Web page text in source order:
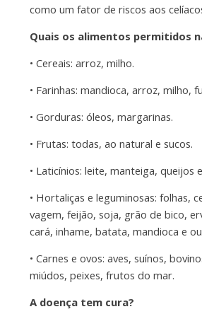
como um fator de riscos aos
Quais os alimentos permitidos
• Cereais: arroz, milho.
• Farinhas: mandioca, arroz, milho,
• Gorduras: óleos, margarinas.
• Frutas: todas, ao natural e sucos.
• Laticínios: leite, manteiga, queijos
• Hortaliças e leguminosas: folhas,
vagem, feijão, soja, grão de bico,
cará, inhame, batata, mandioca e
• Carnes e ovos: aves, suínos,
miúdos, peixes, frutos do mar.
A doença tem cura?